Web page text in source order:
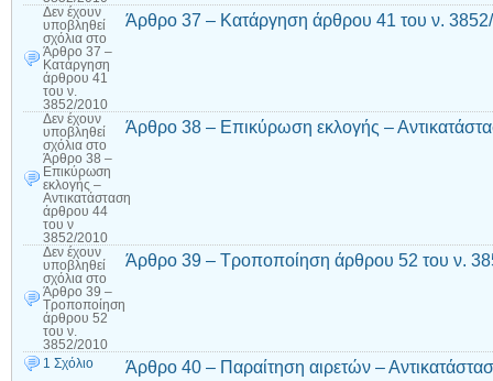
Δεν έχουν
υποβληθεί
σχόλια στο
Άρθρο 37 –
Κατάργηση
άρθρου 41
του ν.
3852/2010
Άρθρο 37 – Κατάργηση άρθρου 41 του ν.
Δεν έχουν
υποβληθεί
σχόλια στο
Άρθρο 38 –
Επικύρωση
εκλογής –
Αντικατάσταση
άρθρου 44
του ν
3852/2010
Άρθρο 38 – Επικύρωση εκλογής –
Δεν έχουν
υποβληθεί
σχόλια στο
Άρθρο 39 –
Τροποποίηση
άρθρου 52
του ν.
3852/2010
Άρθρο 39 – Τροποποίηση άρθρου 52 του ν.
1 Σχόλιο Άρθρο 40 – Παραίτηση αιρετών –